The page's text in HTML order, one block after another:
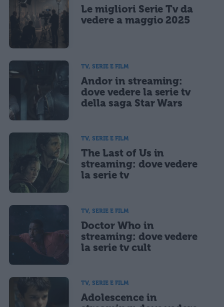
Le migliori Serie Tv da
vedere a maggio 2025
TV, SERIE E FILM
Andor in streaming:
dove vedere la serie tv
della saga Star Wars
TV, SERIE E FILM
The Last of Us in
streaming: dove vedere
la serie tv
TV, SERIE E FILM
Doctor Who in
streaming: dove vedere
la serie tv cult
TV, SERIE E FILM
Adolescence in